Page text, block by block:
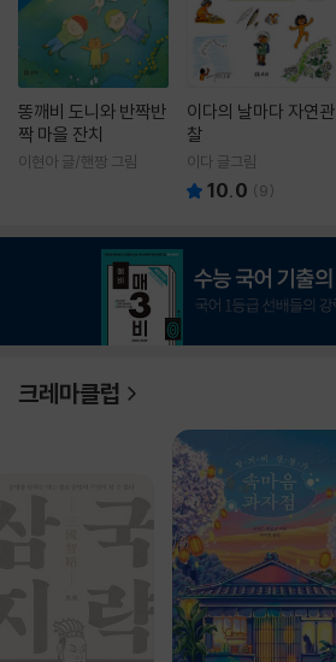
똥깨비 도니와 반짝반
짝 마을 잔치
이현아 글/핸짱 그림
이다의 날마다 자연관
찰
이다 글그림
10.0 (9)
크레마클럽